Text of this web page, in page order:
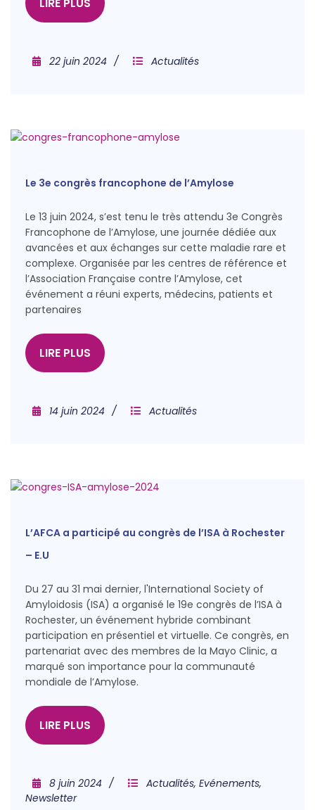
22 juin 2024 Actualités
Le 3e congrès francophone de l’Amylose
Le 13 juin 2024, s’est tenu le très attendu 3e Congrès
Francophone de l’Amylose, une journée dédiée aux
avancées et aux échanges sur cette maladie rare et
complexe. Organisée par les centres de référence et
l’Association Française contre l’Amylose, cet
événement a réuni experts, médecins, patients et
partenaires
LIRE PLUS
14 juin 2024 Actualités
L’AFCA a participé au congrès de l’ISA à Rochester
– E.U
Du 27 au 31 mai dernier, l'International Society of
Amyloidosis (ISA) a organisé le 19e congrès de l’ISA à
Rochester, un événement hybride combinant
participation en présentiel et virtuelle. Ce congrès, en
partenariat avec des membres de la Mayo Clinic, a
marqué son importance pour la communauté
mondiale de l’Amylose.
LIRE PLUS
8 juin 2024 Actualités, Evénements,
Newsletter